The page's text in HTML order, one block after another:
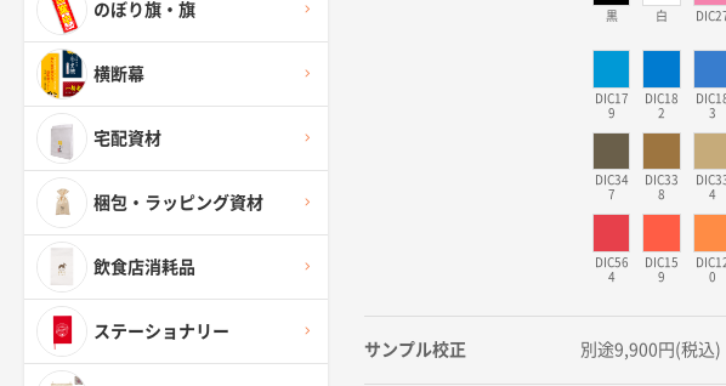
のぼり旗・旗
横断幕
宅配資材
梱包・ラッピング資材
飲食店消耗品
ステーショナリー
黒 白
DIC17
9
DIC18
2
3
DIC34
7
DIC33
8
4
DIC56
4
DIC15
9
0
サンプル校正 別途9,900円(税込